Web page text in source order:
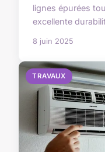
lignes épurées
excellente
8 juin 2025
TRAVAUX